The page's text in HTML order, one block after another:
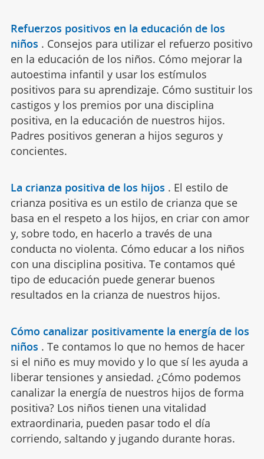
Refuerzos positivos en la educación de los
niños . Consejos para utilizar el refuerzo positivo
en la educación de los niños. Cómo mejorar la
autoestima infantil y usar los estímulos
positivos para su aprendizaje. Cómo sustituir los
castigos y los premios por una disciplina
positiva, en la educación de nuestros hijos.
Padres positivos generan a hijos seguros y
concientes.
La crianza positiva de los hijos . El estilo de
crianza positiva es un estilo de crianza que se
basa en el respeto a los hijos, en criar con amor
y, sobre todo, en hacerlo a través de una
conducta no violenta. Cómo educar a los niños
con una disciplina positiva. Te contamos qué
tipo de educación puede generar buenos
resultados en la crianza de nuestros hijos.
Cómo canalizar positivamente la energía de los
niños . Te contamos lo que no hemos de hacer
si el niño es muy movido y lo que sí les ayuda a
liberar tensiones y ansiedad. ¿Cómo podemos
canalizar la energía de nuestros hijos de forma
positiva? Los niños tienen una vitalidad
extraordinaria, pueden pasar todo el día
corriendo, saltando y jugando durante horas.